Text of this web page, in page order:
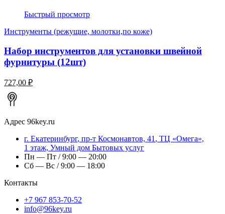
Быстрый просмотр
Инструменты (режущие, молотки,по коже)
Набор инструментов для установки швейной
фурнитуры (12шт)
727,00 ₽
Адрес 96key.ru
г. Екатеринбург, пр-т Космонавтов, 41, ТЦ «Омега»,
1 этаж, Умный дом Бытовых услуг
Пн — Пт / 9:00 — 20:00
Сб — Вс / 9:00 — 18:00
Контакты
+7 967 853-70-52
info@96key.ru